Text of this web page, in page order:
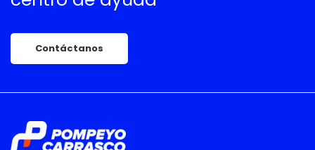
Contáctanos